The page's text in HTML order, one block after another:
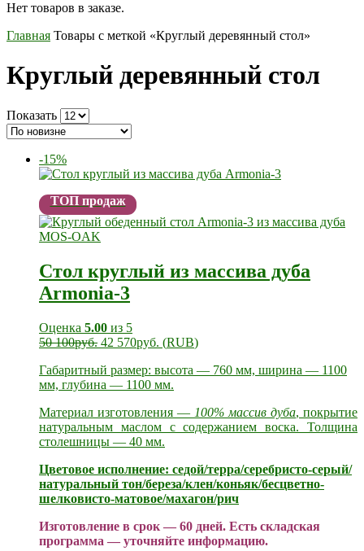
Нет товаров в заказе.
Главная Товары с меткой «Круглый деревянный стол»
Круглый деревянный стол
Показать
-15%
ТОП продаж
Стол круглый из массива дуба
Armonia-3
Оценка 5.00 из 5
50 100руб. 42 570руб. (RUB)
Габаритный размер: высота — 760 мм, ширина — 1100
мм, глубина — 1100 мм.
Материал изготовления — 100% массив дуба, покрытие
натуральным маслом с содержанием воска. Толщина
столешницы — 40 мм.
Цветовое исполнение: седой/терра/серебристо-серый/
натуральный тон/береза/клен/коньяк/бесцветно-
шелковисто-матовое/махагон/рич
Изготовление в срок — 60 дней. Есть складская
программа — уточняйте информацию.